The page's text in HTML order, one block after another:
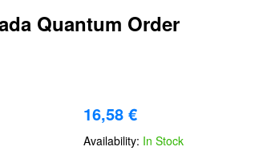
Quantum Order
16,58 €
Availability: In Stock